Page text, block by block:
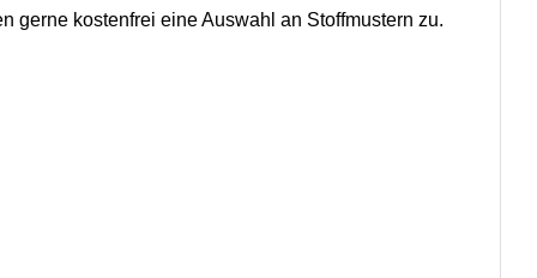
gerne kostenfrei eine Auswahl an Stoffmustern zu.